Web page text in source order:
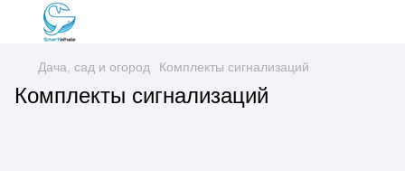
Дача, сад и огород Комплекты сигнализаций
Комплекты сигнализаций